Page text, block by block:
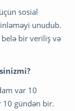
sosial
unudub.
bir veriliş və
var 10
10 gündən bir.